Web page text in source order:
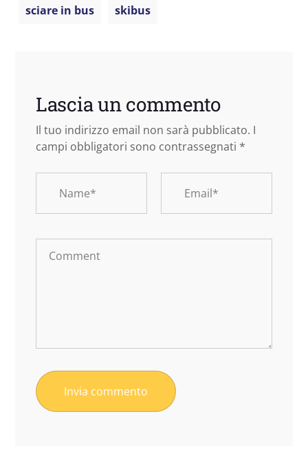
sciare in bus
skibus
Lascia un commento
Il tuo indirizzo email non sarà pubblicato. I
campi obbligatori sono contrassegnati *